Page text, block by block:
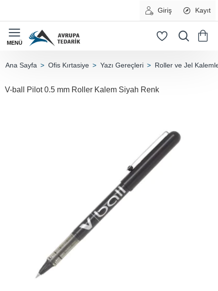
Giriş Kayıt
Ofis Kırtasiye Yazı Gereçleri Roller ve Jel
V-ball Pilot 0.5 mm Roller Kalem Siyah Renk